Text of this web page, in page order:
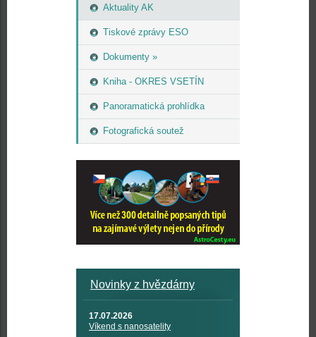
Aktuality AK
Tiskové zprávy ESO
Dokumenty »
Kniha - OKRES VSETÍN
Panoramatická prohlídka
Fotografická soutež
Novinky z hvězdárny
17.07.2026
Víkend s nanosatelity